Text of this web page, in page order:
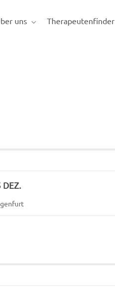
uns Therapeutenfinder
DEZ.